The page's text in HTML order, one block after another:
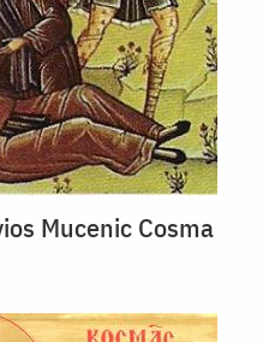
Mucenic Cosma